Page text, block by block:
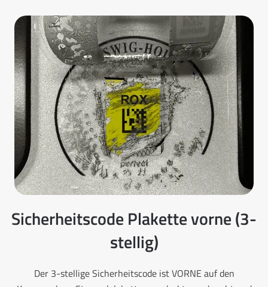
Sicherheitscode Plakette vorne (3-
stellig)
Der 3-stellige Sicherheitscode ist VORNE auf den